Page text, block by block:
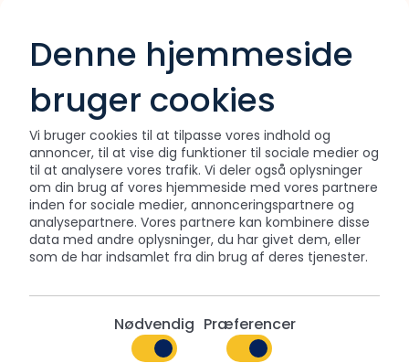
Denne hjemmeside
bruger cookies
Vi bruger cookies til at tilpasse vores indhold og
annoncer, til at vise dig funktioner til sociale medier og
til at analysere vores trafik. Vi deler også oplysninger
om din brug af vores hjemmeside med vores partnere
inden for sociale medier, annonceringspartnere og
analysepartnere. Vores partnere kan kombinere disse
data med andre oplysninger, du har givet dem, eller
som de har indsamlet fra din brug af deres tjenester.
Nødvendig Præferencer
12 units per case x 454 g/16.0 oz
24 units per case x 150 g/5.3 oz
Dimensions
Ø 139 x 55 mm Ht
Ø 139 x 94 mm Ht
Ø 190 x 58 mm Ht
Ø 190 x 65 mm Ht
Ø 265 x 48 mm Ht
Ø 265 x 65 mm Ht